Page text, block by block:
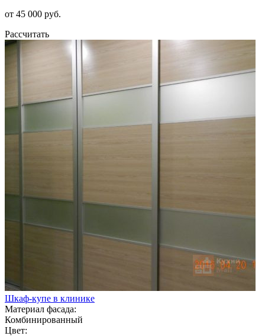
от 45 000 руб.
Рассчитать
Шкаф-купе в клинике
Материал фасада:
Комбинированный
Цвет: